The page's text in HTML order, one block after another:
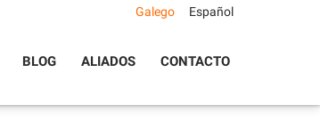
BLOG ALIADOS CONTACTO
Galego Español